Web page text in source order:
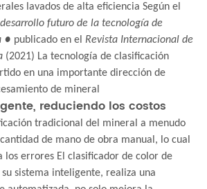
lavados de alta eficiencia Según el
futuro de la tecnología de
● publicado en el Revista Internacional de
(2021) La tecnología de clasificación
en una importante dirección de
de mineral
reduciendo los costos
tradicional del mineral a menudo
de mano de obra manual, lo cual
los errores El clasificador de color de
sistema inteligente, realiza una